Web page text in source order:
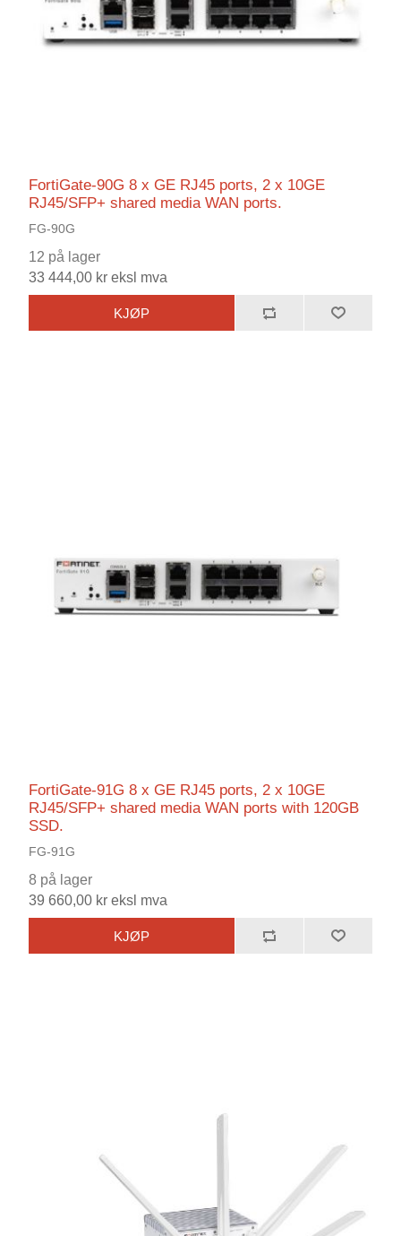
FortiGate-90G 8 x GE RJ45 ports, 2 x 10GE
RJ45/SFP+ shared media WAN ports.
FG-90G
12 på lager
33 444,00 kr eksl mva
KJØP
FortiGate-91G 8 x GE RJ45 ports, 2 x 10GE
RJ45/SFP+ shared media WAN ports with 120GB
SSD.
FG-91G
8 på lager
39 660,00 kr eksl mva
KJØP